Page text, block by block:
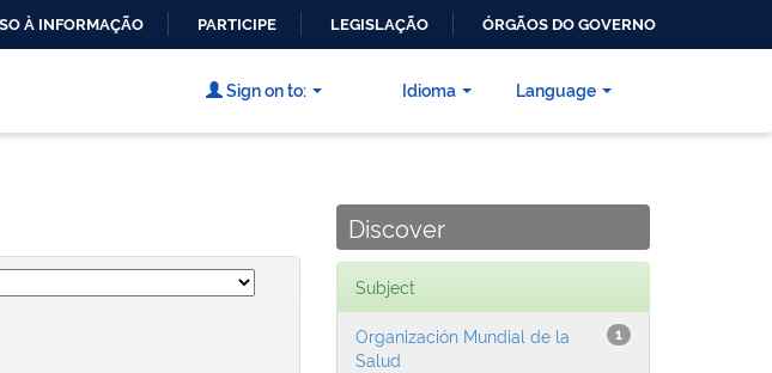
À INFORMAÇÃO PARTICIPE LEGISLAÇÃO ÓRGÃOS DO GOVERNO
Language
Sign on to: Idioma
Discover
Subject
1
Organización Mundial de la
Salud